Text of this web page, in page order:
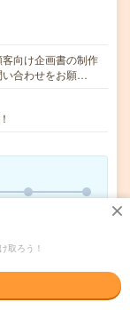
客向け企画書の制作
い合わせをお願…
取ろう！